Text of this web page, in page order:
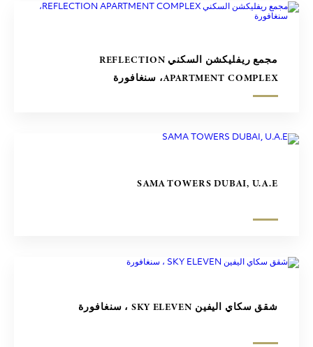
مجمع ريفليكشن السكني REFLECTION
APARTMENT COMPLEX، سنغافورة
SAMA TOWERS DUBAI, U.A.E
شقق سكاي اليفين SKY ELEVEN ، سنغافورة